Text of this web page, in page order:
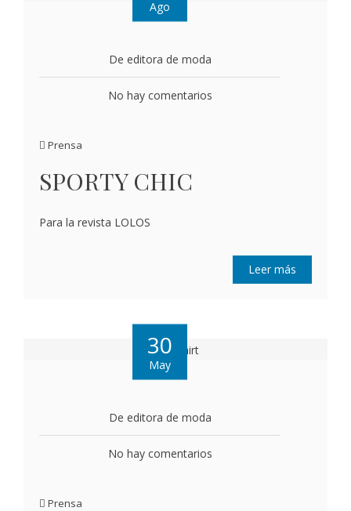
Ago
De editora de moda
No hay comentarios
Prensa
SPORTY CHIC
Para la revista LOLOS
Leer más
30
May
De editora de moda
No hay comentarios
Prensa